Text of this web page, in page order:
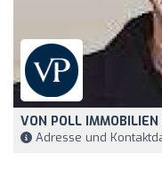
VON POLL
Adresse und